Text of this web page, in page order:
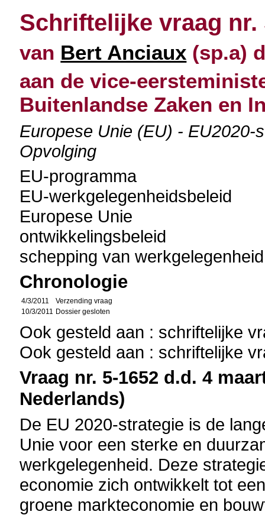
Schriftelijke vraag nr.
van Bert Anciaux (sp.a)
aan de vice-
Buitenlandse Zaken en
Europese Unie (EU) -
Opvolging
EU-programma
EU-werkgelegenheidsbeleid
Europese Unie
ontwikkelingsbeleid
schepping van werkgelegenheid
Chronologie
4/3/2011
Verzending vraag
10/3/2011 Dossier gesloten
Ook gesteld aan : schriftelijke
Ook gesteld aan : schriftelijke
Vraag nr. 5-1652 d.d. 4
Nederlands)
De EU 2020-strategie is de
Unie voor een sterke en
werkgelegenheid. Deze
economie zich ontwikkelt tot
groene markteconomie en